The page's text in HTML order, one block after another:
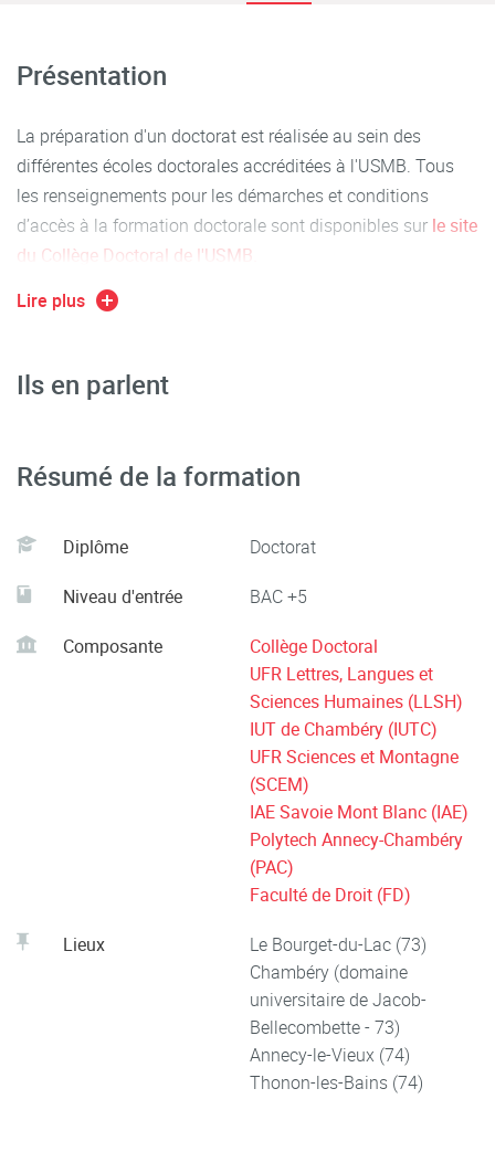
Présentation
La préparation d'un doctorat est réalisée au sein des
différentes écoles doctorales accréditées à l'USMB. Tous
les renseignements pour les démarches et conditions
d’accès à la formation doctorale sont disponibles sur le site
du Collège Doctoral de l'USMB.
Lire plus
Ils en parlent
Résumé de la formation
Diplôme Doctorat
Niveau d'entrée BAC +5
Composante
Collège Doctoral
UFR Lettres, Langues et
Sciences Humaines (LLSH)
IUT de Chambéry (IUTC)
UFR Sciences et Montagne
(SCEM)
IAE Savoie Mont Blanc (IAE)
Polytech Annecy-Chambéry
(PAC)
Faculté de Droit (FD)
Lieux
Le Bourget-du-Lac (73)
Chambéry (domaine
universitaire de Jacob-
Bellecombette - 73)
Annecy-le-Vieux (74)
Thonon-les-Bains (74)